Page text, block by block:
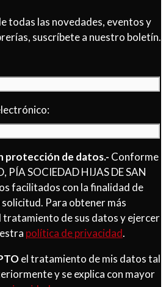
todas las novedades, eventos y
suscríbete a nuestro boletín.
protección de datos.- Conforme
PÍA SOCIEDAD HIJAS DE SAN
facilitados con la finalidad de
Para obtener más
tratamiento de sus datos y ejercer
política de privacidad.
el tratamiento de mis datos tal
y se explica con mayor